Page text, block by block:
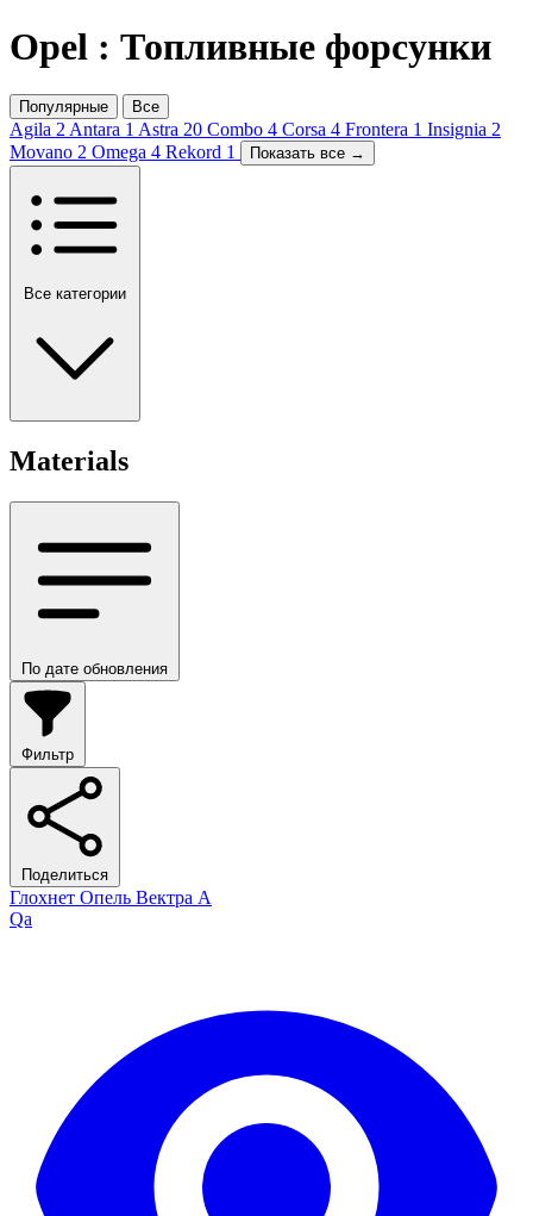
Opel : Топливные форсунки
Популярные Все
Agila 2 Antara 1 Astra 20 Combo 4 Corsa 4 Frontera 1 Insignia 2
Movano 2 Omega 4 Rekord 1 Показать все →
Все категории
Materials
По дате обновления
Фильтр
Поделиться
Глохнет Опель Вектра А
Qa